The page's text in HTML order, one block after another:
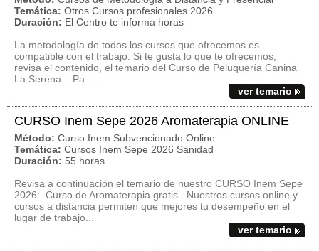
Temática: Otros Cursos profesionales 2026
Duración: El Centro te informa horas
La metodología de todos los cursos que ofrecemos es
compatible con el trabajo. Si te gusta lo que te ofrecemos,
revisa el contenido, el temario del Curso de Peluquería Canina
La Serena. Pa...
ver temario
CURSO Inem Sepe 2026 Aromaterapia ONLINE
Método: Curso Inem Subvencionado Online
Temática: Cursos Inem Sepe 2026 Sanidad
Duración: 55 horas
Revisa a continuación el temario de nuestro CURSO Inem Sepe
2026: Curso de Aromaterapia gratis . Nuestros cursos online y
cursos a distancia permiten que mejores tu desempeño en el
lugar de trabajo...
ver temario